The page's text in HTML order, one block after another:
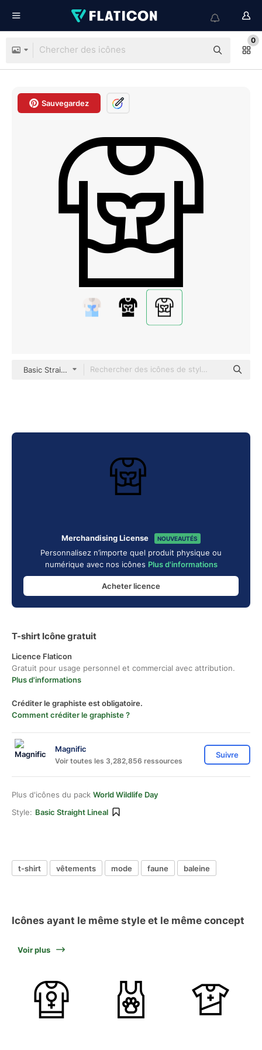
0
Sauvegardez
Basic Straight Lineal
Merchandising License NOUVEAUTÉS
Personnalisez n’importe quel produit physique ou
numérique avec nos icônes Plus d'informations
Acheter licence
T-shirt Icône gratuit
Licence Flaticon
Gratuit pour usage personnel et commercial avec attribution.
Plus d'informations
Créditer le graphiste est obligatoire.
Comment créditer le graphiste ?
Magnific
Voir toutes les 3,282,856 ressources
Suivre
Plus d'icônes du pack World Wildlife Day
Style: Basic Straight Lineal
t-shirt vêtements mode faune baleine
Icônes ayant le même style et le même concept
Voir plus